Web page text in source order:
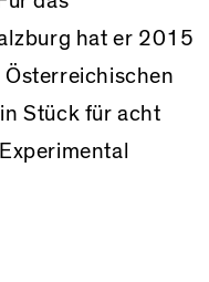
hat er 2015
Österreichischen
Stück für acht